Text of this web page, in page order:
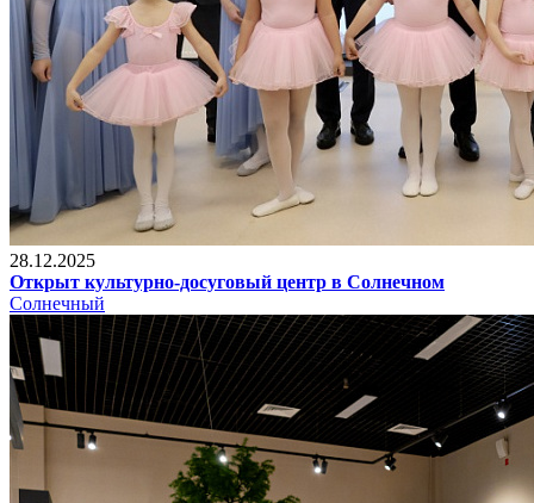
28.12.2025
Открыт культурно-досуговый центр в Солнечном
Солнечный